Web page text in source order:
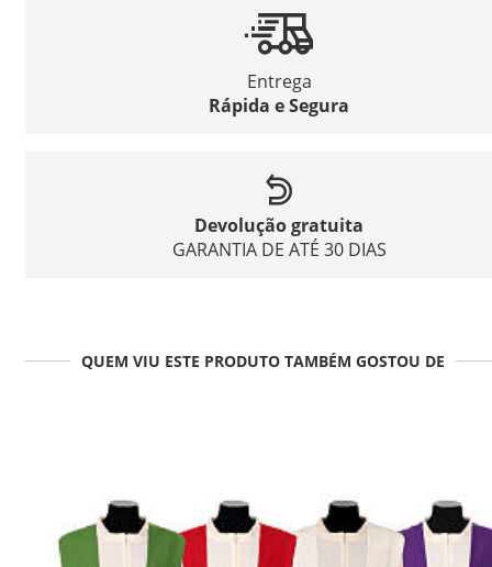
Entrega
Rápida e Segura
Devolução gratuita
GARANTIA DE ATÉ 30 DIAS
QUEM VIU ESTE PRODUTO TAMBÉM GOSTOU DE